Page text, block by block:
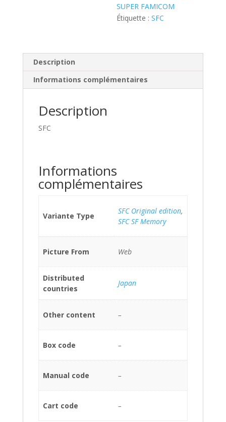
SUPER FAMICOM
Étiquette :SFC
Description
Informations complémentaires
Description
SFC
Informations
complémentaires
Variante Type
SFC Original edition,
SFC SF Memory
Picture From Web
Distributed
countries
Japan
Other content –
Box code –
Manual code –
Cart code –